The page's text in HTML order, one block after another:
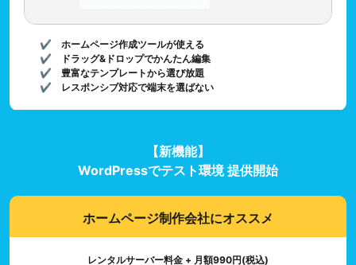
✔︎ ホームページ作成ツールが使える
✔︎ ドラッグ&ドロップでかんたん編集
✔︎ 豊富なテンプレートから選び放題
✔︎ レスポンシブ対応で端末を選ばない
【新機能】
WordPressでテスト環境 提供開始
ホームページ制作会社にオススメ
レンタルサーバー料金 + 月額990円(税込)